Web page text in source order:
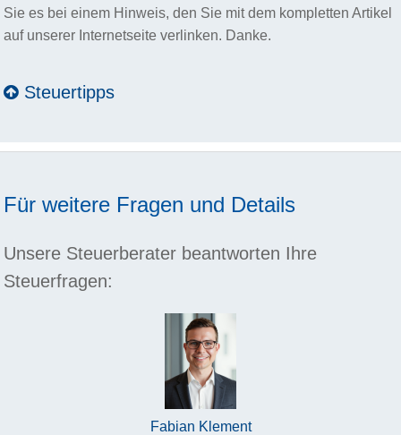
Sie es bei einem Hinweis, den Sie mit dem kompletten Artikel
auf unserer Internetseite verlinken. Danke.
Steuertipps
Für weitere Fragen und Details
Unsere Steuerberater beantworten Ihre
Steuerfragen:
Fabian Klement